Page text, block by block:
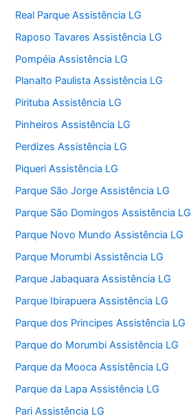
Real Parque Assistência LG
Raposo Tavares Assistência LG
Pompéia Assistência LG
Planalto Paulista Assistência LG
Pirituba Assistência LG
Pinheiros Assistência LG
Perdizes Assistência LG
Piqueri Assistência LG
Parque São Jorge Assistência LG
Parque São Domingos Assistência LG
Parque Novo Mundo Assistência LG
Parque Morumbi Assistência LG
Parque Jabaquara Assistência LG
Parque Ibirapuera Assistência LG
Parque dos Principes Assistência LG
Parque do Morumbi Assistência LG
Parque da Mooca Assistência LG
Parque da Lapa Assistência LG
Pari Assistência LG